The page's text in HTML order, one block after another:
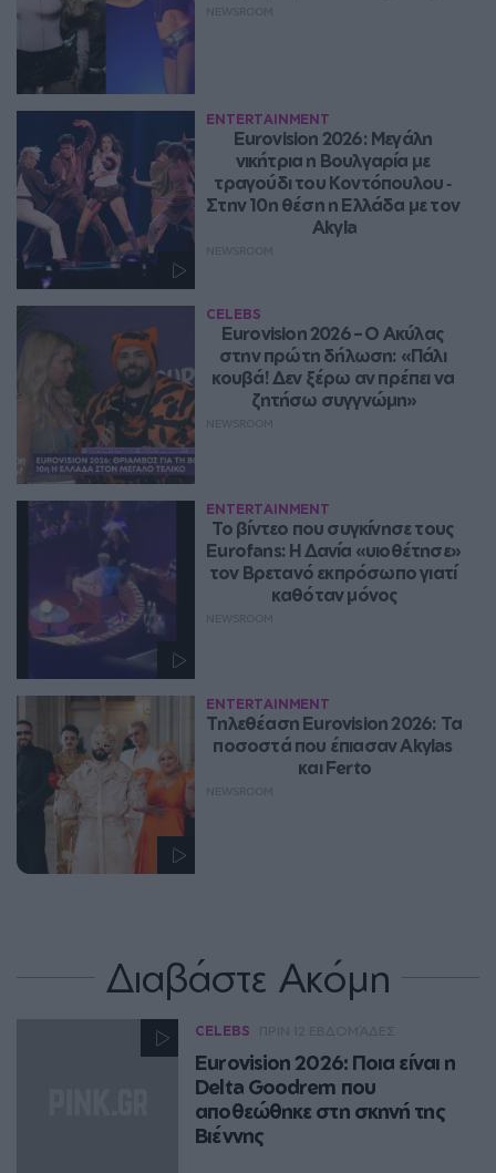
ENTERTAINMENT
Eurovision 2026: Μεγάλη
νικήτρια η Βουλγαρία με
τραγούδι του Κοντόπουλου ‑
Στην 10η θέση η Ελλάδα με τον
Akyla
CELEBS
Eurovision 2026 – Ο Ακύλας
στην πρώτη δήλωση: «Πάλι
κουβά! Δεν ξέρω αν πρέπει να
ζητήσω συγγνώμη»
ENTERTAINMENT
Το βίντεο που συγκίνησε τους
Eurofans: Η Δανία «υιοθέτησε»
τον Βρετανό εκπρόσωπο γιατί
καθόταν μόνος
ENTERTAINMENT
Τηλεθέαση Eurovision 2026: Τα
ποσοστά που έπιασαν Akylas
και Ferto
Διαβάστε Ακόμη
CELEBS
Eurovision 2026: Ποια είναι η
Delta Goodrem που
αποθεώθηκε στη σκηνή της
Βιέννης